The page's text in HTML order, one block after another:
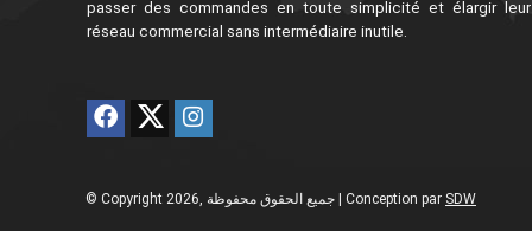
passer des commandes en toute simplicité et élargir leur
réseau commercial sans intermédiaire inutile.
© Copyright 2026, جميع الحقوق محفوظة | Conception par SDW